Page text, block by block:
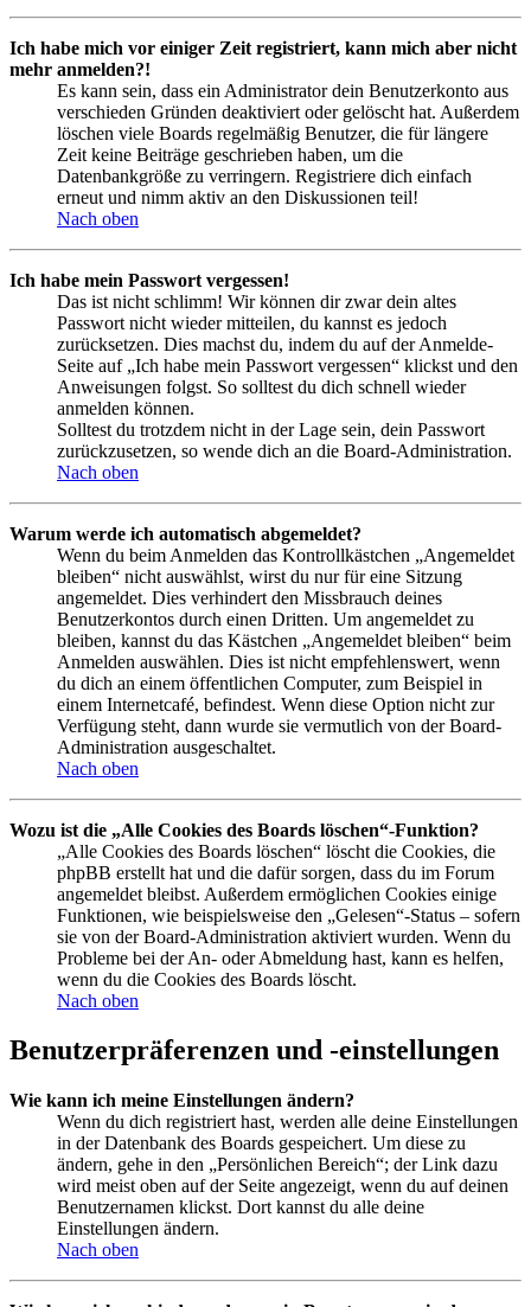
Ich habe mich vor einiger Zeit registriert, kann mich aber nicht
mehr anmelden?!
Es kann sein, dass ein Administrator dein Benutzerkonto aus
verschieden Gründen deaktiviert oder gelöscht hat. Außerdem
löschen viele Boards regelmäßig Benutzer, die für längere
Zeit keine Beiträge geschrieben haben, um die
Datenbankgröße zu verringern. Registriere dich einfach
erneut und nimm aktiv an den Diskussionen teil!
Nach oben
Ich habe mein Passwort vergessen!
Das ist nicht schlimm! Wir können dir zwar dein altes
Passwort nicht wieder mitteilen, du kannst es jedoch
zurücksetzen. Dies machst du, indem du auf der Anmelde-
Seite auf „Ich habe mein Passwort vergessen“ klickst und den
Anweisungen folgst. So solltest du dich schnell wieder
anmelden können.
Solltest du trotzdem nicht in der Lage sein, dein Passwort
zurückzusetzen, so wende dich an die Board-Administration.
Nach oben
Warum werde ich automatisch abgemeldet?
Wenn du beim Anmelden das Kontrollkästchen „Angemeldet
bleiben“ nicht auswählst, wirst du nur für eine Sitzung
angemeldet. Dies verhindert den Missbrauch deines
Benutzerkontos durch einen Dritten. Um angemeldet zu
bleiben, kannst du das Kästchen „Angemeldet bleiben“ beim
Anmelden auswählen. Dies ist nicht empfehlenswert, wenn
du dich an einem öffentlichen Computer, zum Beispiel in
einem Internetcafé, befindest. Wenn diese Option nicht zur
Verfügung steht, dann wurde sie vermutlich von der Board-
Administration ausgeschaltet.
Nach oben
Wozu ist die „Alle Cookies des Boards löschen“-Funktion?
„Alle Cookies des Boards löschen“ löscht die Cookies, die
phpBB erstellt hat und die dafür sorgen, dass du im Forum
angemeldet bleibst. Außerdem ermöglichen Cookies einige
Funktionen, wie beispielsweise den „Gelesen“-Status – sofern
sie von der Board-Administration aktiviert wurden. Wenn du
Probleme bei der An- oder Abmeldung hast, kann es helfen,
wenn du die Cookies des Boards löscht.
Nach oben
Benutzerpräferenzen und -einstellungen
Wie kann ich meine Einstellungen ändern?
Wenn du dich registriert hast, werden alle deine Einstellungen
in der Datenbank des Boards gespeichert. Um diese zu
ändern, gehe in den „Persönlichen Bereich“; der Link dazu
wird meist oben auf der Seite angezeigt, wenn du auf deinen
Benutzernamen klickst. Dort kannst du alle deine
Einstellungen ändern.
Nach oben